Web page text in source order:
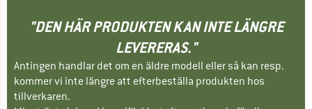
"DEN HÄR PRODUKTEN KAN INTE LÄNGRE
LEVERERAS."
Antingen handlar det om en äldre modell eller så kan resp.
kommer vi inte längre att efterbeställa produkten hos
tillverkaren.